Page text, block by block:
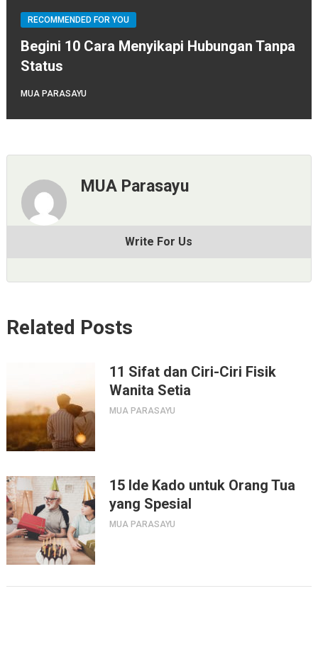
RECOMMENDED FOR YOU
Begini 10 Cara Menyikapi Hubungan Tanpa
Status
MUA PARASAYU
MUA Parasayu
Write For Us
Related Posts
11 Sifat dan Ciri-Ciri Fisik
Wanita Setia
MUA PARASAYU
15 Ide Kado untuk Orang Tua
yang Spesial
MUA PARASAYU